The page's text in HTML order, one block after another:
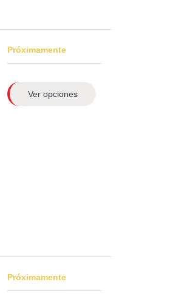
Próximamente
Ver opciones
Próximamente